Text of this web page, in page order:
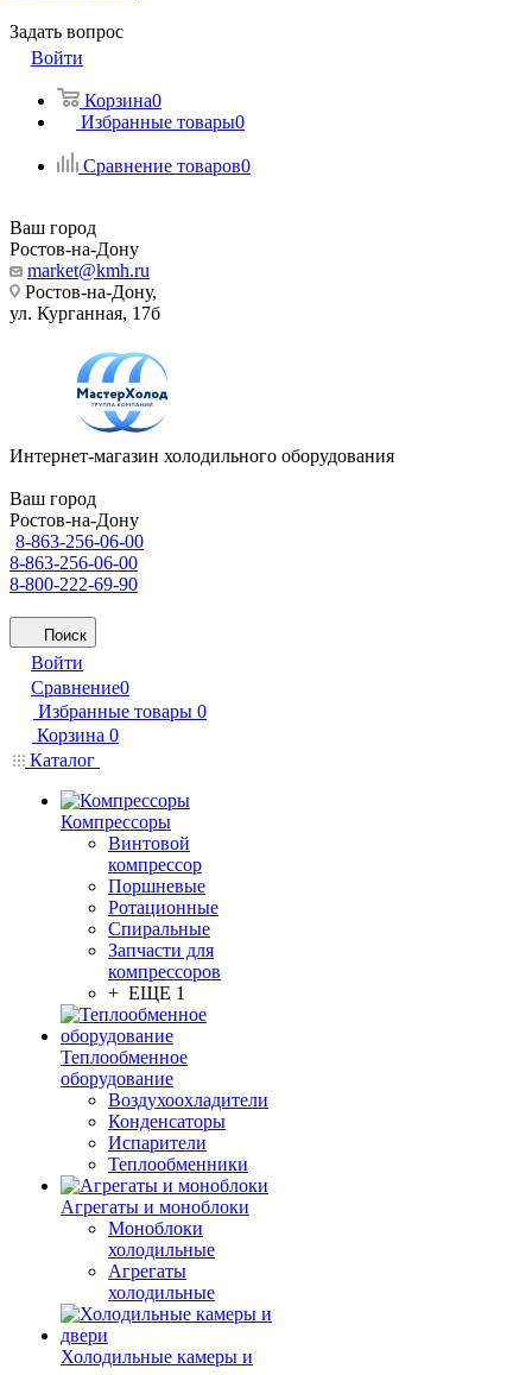
Задать вопрос
Войти
Корзина0
Избранные товары0
Сравнение товаров0
Ваш город
Ростов-на-Дону
market@kmh.ru
Ростов-на-Дону,
ул. Курганная, 17б
Интернет-магазин холодильного оборудования
Ваш город
Ростов-на-Дону
8-863-256-06-00
8-863-256-06-00
8-800-222-69-90
Поиск
Войти
Сравнение0
Избранные товары 0
Корзина 0
Каталог
Компрессоры
Винтовой
компрессор
Поршневые
Ротационные
Спиральные
Запчасти для
компрессоров
+ ЕЩЕ 1
Теплообменное
оборудование
Воздухоохладители
Конденсаторы
Испарители
Теплообменники
Агрегаты и моноблоки
Моноблоки
холодильные
Агрегаты
холодильные
Холодильные камеры и